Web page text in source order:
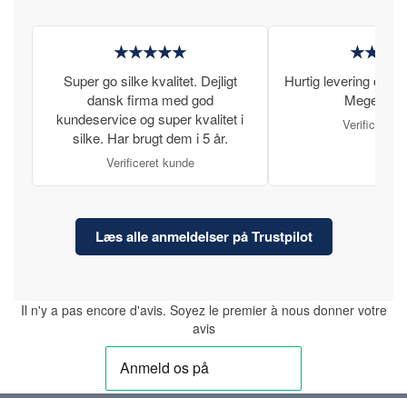
★★★★★
Super go silke kvalitet. Dejligt
dansk firma med god
kundeservice og super kvalitet i
silke. Har brugt dem i 5 år.
Verificeret kunde
Hurtig levering og
Meget
Verificeret
Læs alle anmeldelser på Trustpilot
Il n'y a pas encore d'avis. Soyez le premier à nous donner votre
avis